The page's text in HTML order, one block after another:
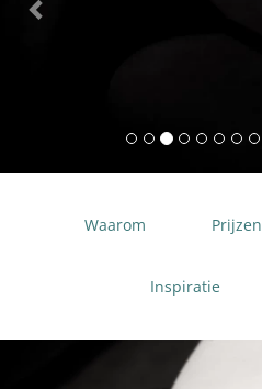
Waarom Prijzen
Inspiratie